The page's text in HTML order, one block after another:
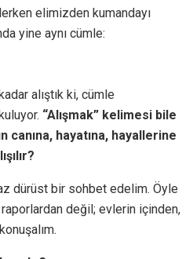
elimizden kumandayı
yine aynı cümle:
alıştık ki, cümle
“Alışmak” kelimesi bile
canına, hayatına, hayallerine
dürüst bir sohbet edelim. Öyle
değil; evlerin içinden,